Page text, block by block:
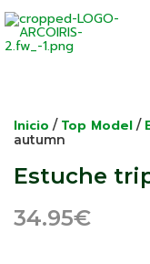
Inicio / Top Model /
autumn
Estuche
34.95€